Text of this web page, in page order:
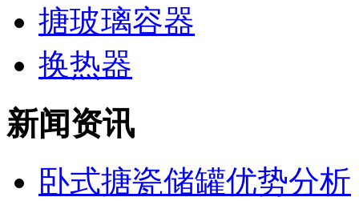
搪玻璃容器
换热器
新闻资讯
卧式搪瓷储罐优势分析